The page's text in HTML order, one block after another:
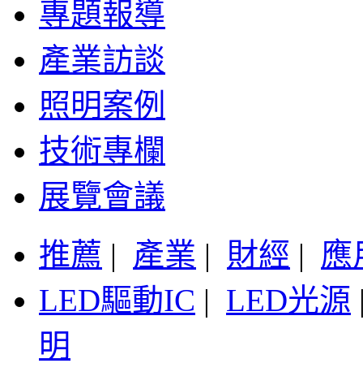
專題報導
產業訪談
照明案例
技術專欄
展覽會議
推薦 | 產業 | 財經 | 應
LED驅動IC | LED光源
明